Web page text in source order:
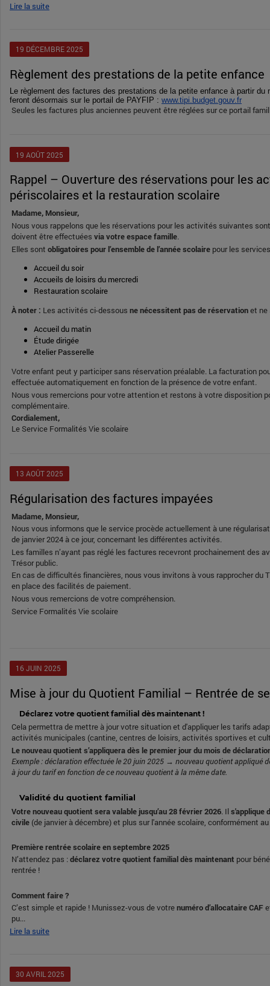
Lire la suite
19 DÉCEMBRE2025
Règlement des prestations de la petite enfance
Le règlement des factures des prestations de la petite enfance à partir du
feront désormais sur le portail de PAYFIP : www.tipi.budget.gouv.fr
Seules les factures plus anciennes peuvent être réglées sur ce portail
19 AOÛT2025
Rappel – Ouverture des réservations pour les activités
périscolaires et la restauration scolaire
Madame, Monsieur,
Nous vous rappelons que les réservations pour les activités suivantes
doivent être effectuées via votre espace famille.
Elles sont obligatoires pour l’ensemble de l’année scolairepour les
Accueil du soir
Accueils de loisirs du mercredi
Restauration scolaire
À noter : Les activités ci-dessous ne nécessitent pas de réservationet ne
Accueil du matin
Étude dirigée
Atelier Passerelle
Votre enfant peut y participer sans réservation préalable. La facturation
effectuée automatiquement en fonction de la présence de votre enfant.
Nous vous remercions pour votre attention et restons à votre disposition
complémentaire.
Cordialement,
Le Service Formalités Vie scolaire
13 AOÛT2025
Régularisation des factures impayées
Madame, Monsieur,
Nous vous informons que le service procède actuellement à une
de janvier 2024 à ce jour, concernant les différentes activités.
Les familles n’ayant pas réglé les factures recevront prochainement des
Trésor public.
En cas de difficultés financières, nous vous invitons à vous rapprocher du
en place des facilités de paiement.
Nous vous remercions de votre compréhension.
Service Formalités Vie scolaire
16JUIN 2025
Mise à jour du Quotient Familial – Rentrée de
Déclarez votre quotient familial dès maintenant !
Cela permettra de mettre à jour votre situation et d'appliquer les tarifs
activités municipales (cantine, centres de loisirs, activités sportives et
Le nouveau quotient s’appliquera dès le premier jour du mois de
Exemple : déclaration effectuée le 20 juin 2025 → nouveau quotient appliqué
à jour du tarif en fonction de ce nouveau quotient à la même date.
Validité du quotient familial
Votre nouveau quotient sera valable jusqu’au 28 février 2026. Ils'applique
civile(de janvier à décembre) et plus sur l'année scolaire, conformément au
Première rentrée scolaire en septembre 2025
N’attendez pas :déclarez votre quotient familial dès maintenant pour
rentrée !
Comment faire ?
C’est simple et rapide ! Munissez-vous de votrenuméro d’allocataire CAF
pu...
Lire la suite
30 AVRIL 2025